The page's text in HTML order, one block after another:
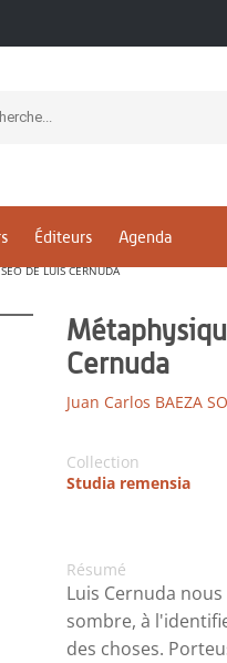
Éditeurs Agenda
DE LUIS CERNUDA
Cernuda
Juan Carlos BAEZA
Collection
Studia remensia
Résumé
Luis Cernuda
sombre, à
des choses.